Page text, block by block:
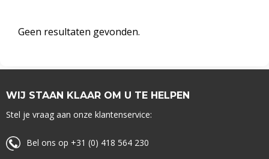
Geen resultaten gevonden.
WIJ STAAN KLAAR OM U TE HELPEN
Stel je vraag aan onze klantenservice:
Bel ons op +31 (0) 418 564 230